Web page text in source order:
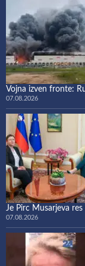
Vojna izven fronte:
07.08.2026
Je Pirc Musarjeva
07.08.2026